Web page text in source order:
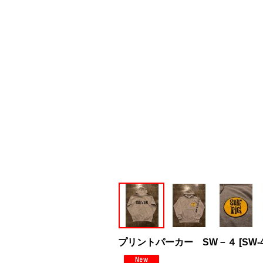
プリントパーカー SW－４ [SW-